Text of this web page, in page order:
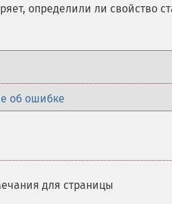
определили ли свойство
об ошибке
для страницы